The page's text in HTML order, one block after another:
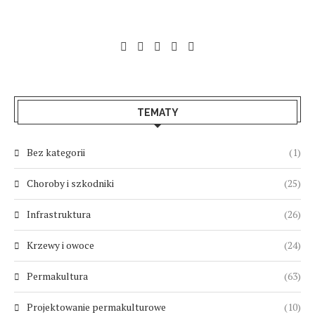
TEMATY
Bez kategorii (1)
Choroby i szkodniki (25)
Infrastruktura (26)
Krzewy i owoce (24)
Permakultura (63)
Projektowanie permakulturowe (10)